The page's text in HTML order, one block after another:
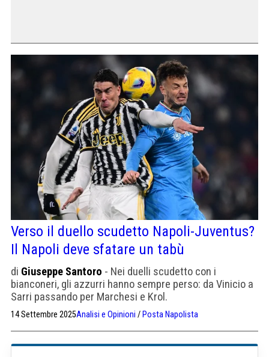
Verso il duello scudetto Napoli-Juventus?
Il Napoli deve sfatare un tabù
di Giuseppe Santoro - Nei duelli scudetto con i
bianconeri, gli azzurri hanno sempre perso: da Vinicio a
Sarri passando per Marchesi e Krol.
14 Settembre 2025Analisi e Opinioni / Posta Napolista